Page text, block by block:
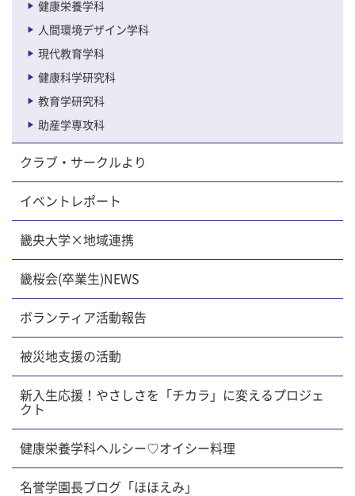
健康栄養学科
人間環境デザイン学科
現代教育学科
健康科学研究科
教育学研究科
助産学専攻科
クラブ・サークルより
イベントレポート
畿央大学×地域連携
畿桜会(卒業生)NEWS
ボランティア活動報告
被災地支援の活動
新入生応援！やさしさを「チカラ」に変えるプロジェ
クト
健康栄養学科ヘルシー♡オイシー料理
名誉学園長ブログ「ほほえみ」